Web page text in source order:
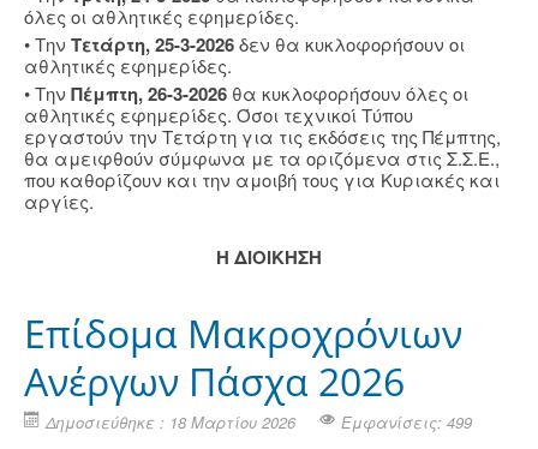
όλες οι αθλητικές εφημερίδες.
• Την Τετάρτη, 25-3-2026δεν θα κυκλοφορήσουν οι
αθλητικές εφημερίδες.
• Την Πέμπτη, 26-3-2026 θα κυκλοφορήσουν όλες οι
αθλητικές εφημερίδες. Όσοι τεχνικοί Τύπου
εργαστούν την Τετάρτη για τις εκδόσεις της Πέμπτης,
θα αμειφθούν σύμφωνα με τα οριζόμενα στις Σ.Σ.Ε.,
που καθορίζουν και την αμοιβή τους για Κυριακές και
αργίες.
Η ΔΙΟΙΚΗΣΗ
Επίδομα Μακροχρόνιων
Ανέργων Πάσχα 2026
Δημοσιεύθηκε : 18 Μαρτίου 2026 Εμφανίσεις: 499